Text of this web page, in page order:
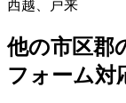
西越 戸来
他の市区郡
フォーム対